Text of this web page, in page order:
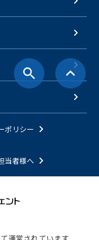
ポリシー
当者様へ
運営されています